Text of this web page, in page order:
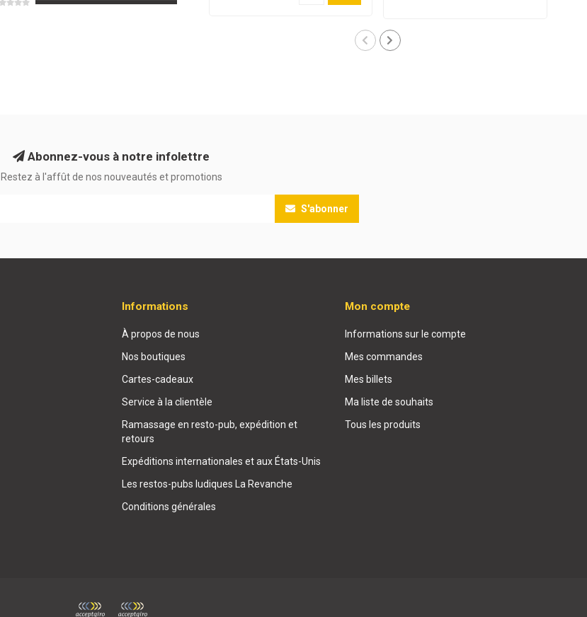
Abonnez-vous à notre infolettre
Restez à l'affût de nos nouveautés et promotions
S'abonner
Informations
À propos de nous
Nos boutiques
Cartes-cadeaux
Service à la clientèle
Ramassage en resto-pub, expédition et
retours
Expéditions internationales et aux États-Unis
Les restos-pubs ludiques La Revanche
Conditions générales
Mon compte
Informations sur le compte
Mes commandes
Mes billets
Ma liste de souhaits
Tous les produits